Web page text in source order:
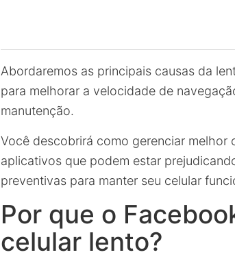
Abordaremos as principais causas da
para melhorar a velocidade de
manutenção.
Você descobrirá como gerenciar
aplicativos que podem estar
preventivas para manter seu celular
Por que o
celular lento?